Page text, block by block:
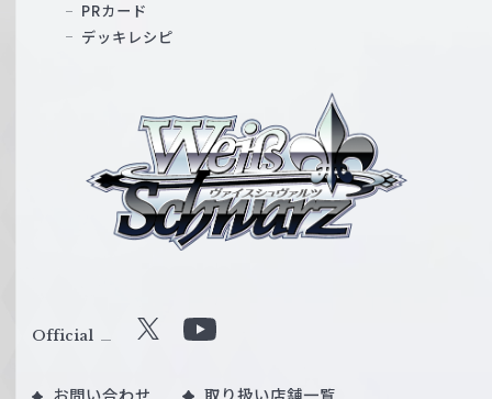
ス
ル
PRカード
デッキレシピ
Official X
お問い合わせ 取り扱い店舗一覧